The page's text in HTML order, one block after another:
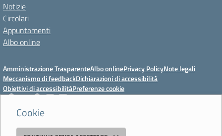
Cookie
Notizie
Circolari
Appuntamenti
Albo online
Amministrazione TrasparenteAlbo onlinePrivacy PolicyNote legali
Meccanismo di feedbackDichiarazioni di accessibilità
Obiettivi di accessibilitàPreferenze cookie
Istituto Professionale Statale Socio-Commerciale-Artigianale "Cattaneo -